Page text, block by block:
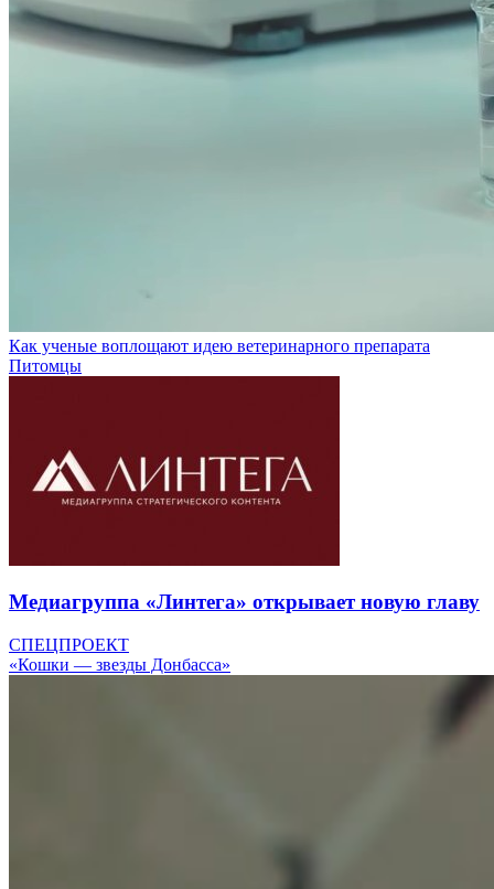
Как ученые воплощают идею ветеринарного препарата
Питомцы
Медиагруппа «Линтега» открывает новую главу
СПЕЦПРОЕКТ
«Кошки — звезды Донбасса»